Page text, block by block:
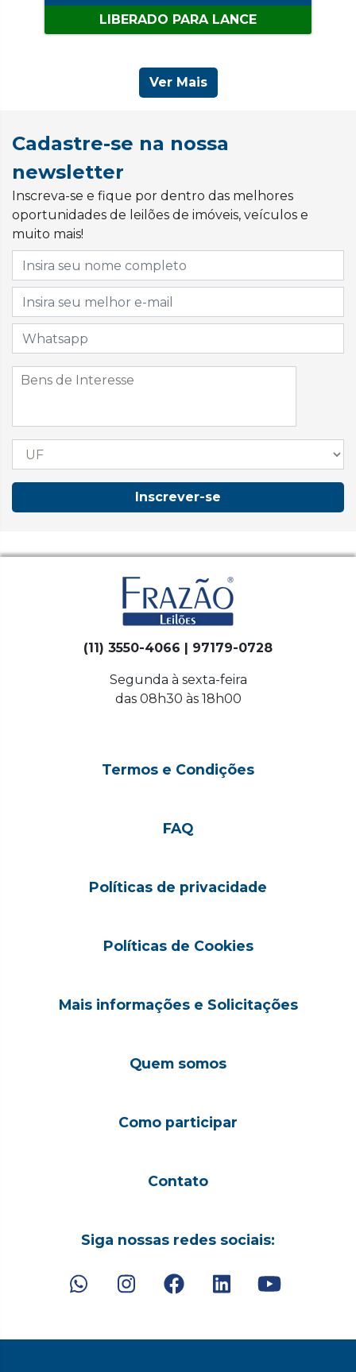
LIBERADO PARA LANCE
Ver Mais
Cadastre-se na nossa
newsletter
Inscreva-se e fique por dentro das melhores
oportunidades de leilões de imóveis, veículos e
muito mais!
Inscrever-se
(11) 3550-4066 | 97179-0728
Segunda à sexta-feira
das 08h30 às 18h00
Termos e Condições
FAQ
Políticas de privacidade
Políticas de Cookies
Mais informações e Solicitações
Quem somos
Como participar
Contato
Siga nossas redes sociais: